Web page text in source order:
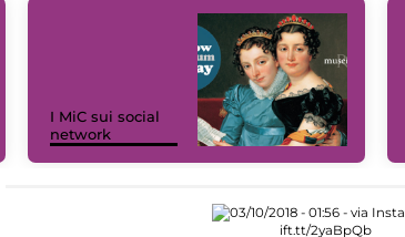
I MiC sui social
network